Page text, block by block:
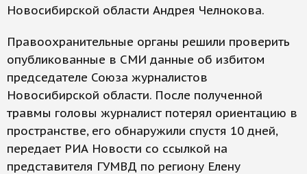
Новосибирской области Андрея Челнокова.
Правоохранительные органы решили проверить
опубликованные в СМИ данные об избитом
председателе Союза журналистов
Новосибирской области. После полученной
травмы головы журналист потерял ориентацию в
пространстве, его обнаружили спустя 10 дней,
передает РИА Новости со ссылкой на
представителя ГУМВД по региону Елену